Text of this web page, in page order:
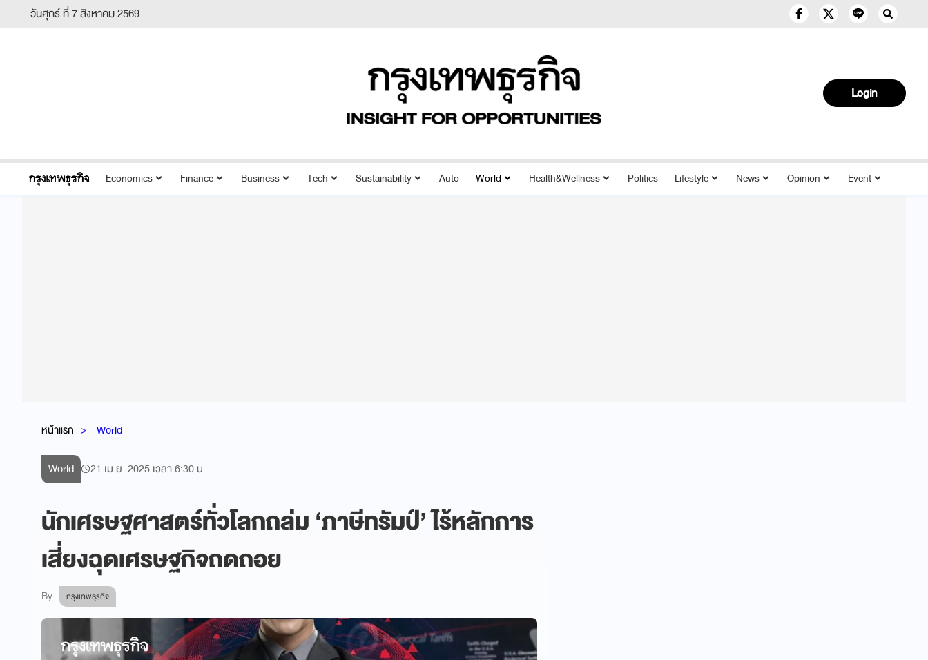
วันศุกร์ ที่ 7 สิงหาคม 2569
Login
Economics Finance Business Tech Sustainability Auto World Health&Wellness Politics Lifestyle News Opinion Event
หน้าแรก World
World 21 เม.ย. 2025 เวลา 6:30 น.
นักเศรษฐศาสตร์ทั่วโลกถล่ม ‘ภาษีทรัมป์’ ไร้หลักการ
เสี่ยงฉุดเศรษฐกิจถดถอย
By กรุงเทพธุรกิจ